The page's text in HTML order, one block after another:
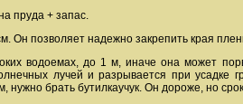
пруда + запас.
Он позволяет надежно закрепить края
водоемах, до 1 м, иначе она может
лучей и разрывается при
брать бутилкаучук. Он дороже, но